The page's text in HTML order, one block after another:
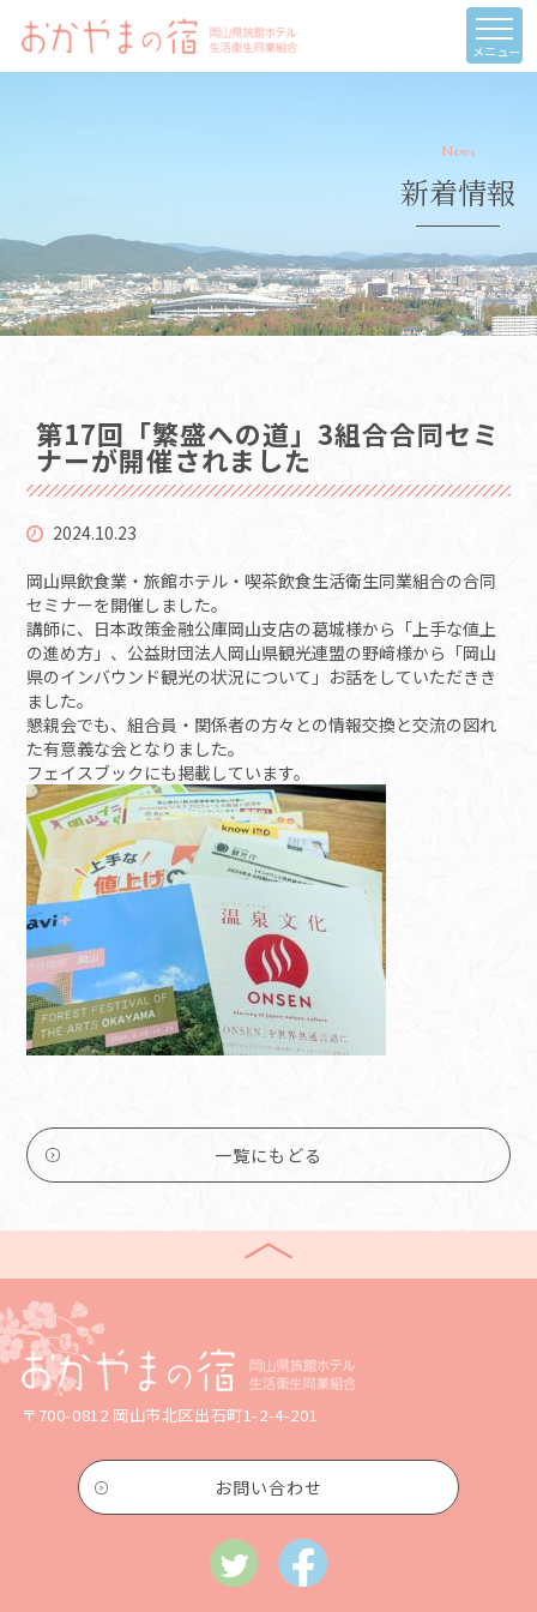
メニュー
News
新着情報
第17回「繁盛への道」3組合合同セミ
ナーが開催されました
2024.10.23
岡山県飲食業・旅館ホテル・喫茶飲食生活衛生同業組合の合同
セミナーを開催しました。
講師に、日本政策金融公庫岡山支店の葛城様から「上手な値上
の進め方」、公益財団法人岡山県観光連盟の野﨑様から「岡山
県のインバウンド観光の状況について」お話をしていただきき
ました。
懇親会でも、組合員・関係者の方々との情報交換と交流の図れ
た有意義な会となりました。
フェイスブックにも掲載しています。
一覧にもどる
〒700-0812 岡山市北区出石町1-2-4-201
お問い合わせ